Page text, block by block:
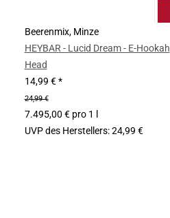
Beerenmix, Minze
HEYBAR - Lucid Dream - E-Hookah
Head
14,99 €*
24,99 €
7.495,00 € pro 1 l
UVP des Herstellers:24,99 €